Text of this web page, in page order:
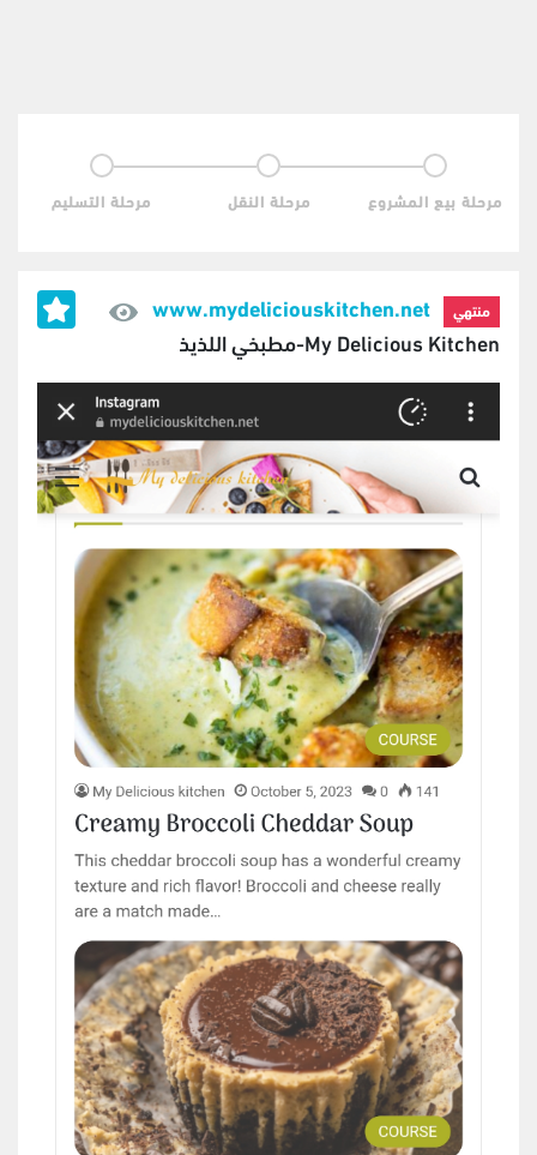
مرحلة بيع المشروع مرحلة النقل مرحلة التسليم
منتهي
www.mydeliciouskitchen.net
My Delicious Kitchen-مطبخي اللذيذ